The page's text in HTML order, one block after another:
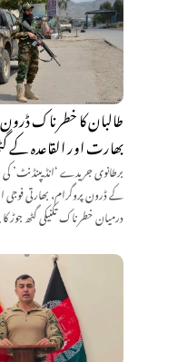
طالبان کا خطرناک
بھارت اور القاعدہ کے
برطانوی جریدے ‘انڈیپنڈنٹ’
کے ڈرون پروگرام، بھارتی فوجی
درمیان خطرناک تکنیکی گٹھ جوڑ